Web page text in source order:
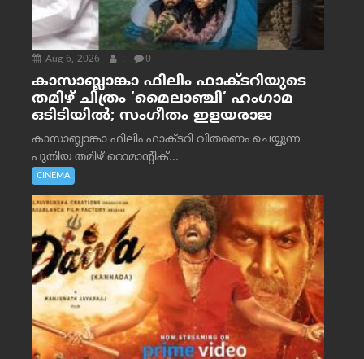
Aug 6, 2026 . 0
കാസാബ്ലാങ്കാ ഫിലിം ഫാക്ടറിയുടെ
തമിഴ് ചിത്രം ‘മൈലാഞ്ചി’ ഹംഗാമ
ഒടിടിയിൽ; സംഗീതം ഇളയരാജ
കാസാബ്ലാങ്കാ ഫിലിം ഫാക്ടറി വിതരണം ചെയ്യുന്ന
പുതിയ തമിഴ് റൊമാന്റിക്...
CINEMA